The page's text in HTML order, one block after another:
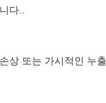
다..
상 또는 가시적인 누